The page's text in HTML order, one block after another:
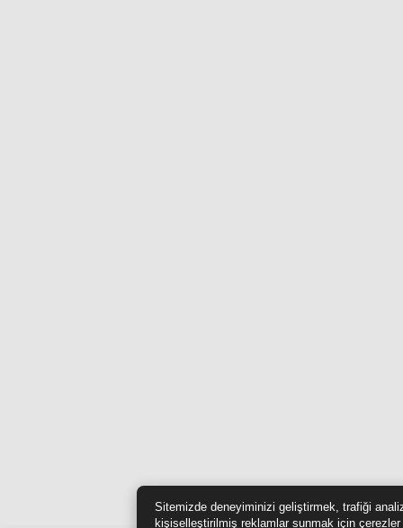
Sitemizde deneyiminizi geliştirmek, trafiği
kişiselleştirilmiş reklamlar sunmak için